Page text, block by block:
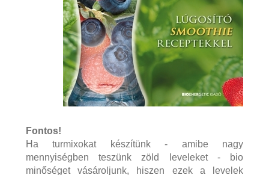
Fontos!
Ha turmixokat készítünk - amibe nagy
mennyiségben teszünk zöld leveleket - bio
minőséget vásároljunk, hiszen ezek a levelek